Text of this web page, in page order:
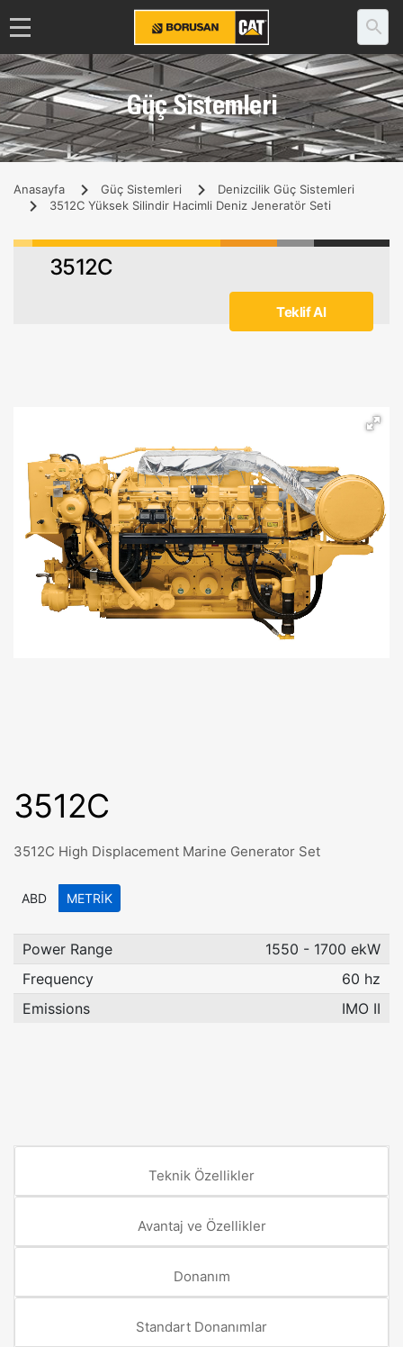
Güç Sistemleri
Anasayfa Güç Sistemleri
Denizcilik Güç Sistemleri
3512C Yüksek Silindir Hacimli Deniz Jeneratör Seti
3512C
Teklif Al
3512C
3512C High Displacement Marine Generator Set
ABD METRIK
Power Range
1550 - 1700 ekW
Frequency
60 hz
Emissions
IMO II
Teknik Özellikler
Avantaj ve Özellikler
Donanım
Standart Donanımlar